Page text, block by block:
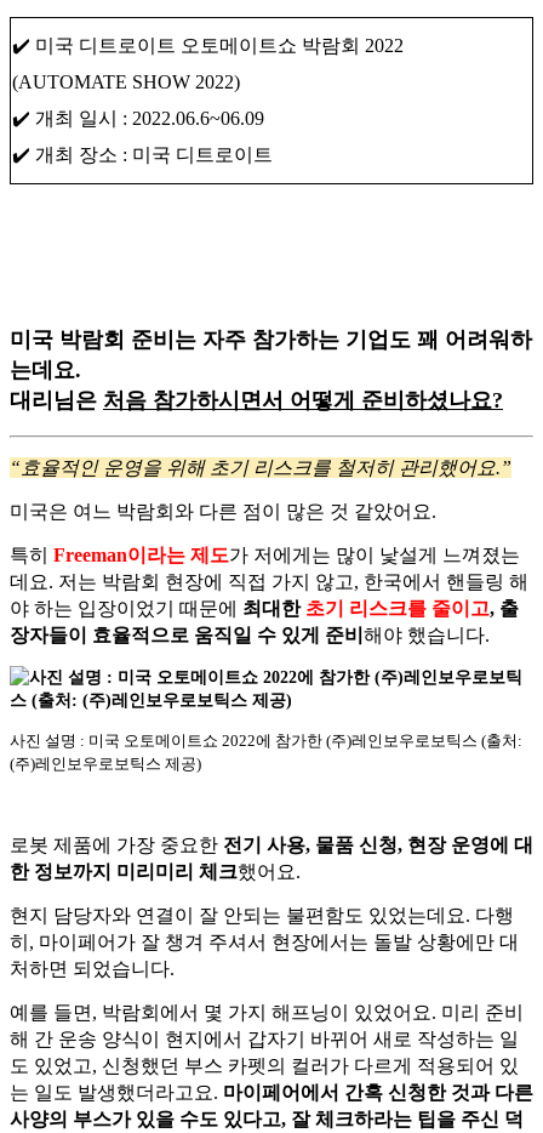
✔️ 미국 디트로이트 오토메이트쇼 박람회 2022
(AUTOMATE SHOW 2022)
✔️ 개최 일시 : 2022.06.6~06.09
✔️ 개최 장소 : 미국 디트로이트
미국 박람회 준비는 자주 참가하는 기업도 꽤 어려워하
는데요.
대리님은 처음 참가하시면서 어떻게 준비하셨나요?
“효율적인 운영을 위해 초기 리스크를 철저히 관리했어요.”
미국은 여느 박람회와 다른 점이 많은 것 같았어요.
특히 Freeman이라는 제도가 저에게는 많이 낯설게 느껴졌는
데요. 저는 박람회 현장에 직접 가지 않고, 한국에서 핸들링 해
야 하는 입장이었기 때문에 최대한 초기 리스크를 줄이고, 출
장자들이 효율적으로 움직일 수 있게 준비 해야 했습니다.
사진 설명 : 미국 오토메이트쇼 2022에 참가한 (주)레인보우로보틱스 (출처:
(주)레인보우로보틱스 제공)
로봇 제품에 가장 중요한 전기 사용, 물품 신청, 현장 운영에 대
한 정보까지 미리미리 체크했어요.
현지 담당자와 연결이 잘 안되는 불편함도 있었는데요. 다행
히, 마이페어가 잘 챙겨 주셔서 현장에서는 돌발 상황에만 대
처하면 되었습니다.
예를 들면, 박람회에서 몇 가지 해프닝이 있었어요. 미리 준비
해 간 운송 양식이 현지에서 갑자기 바뀌어 새로 작성하는 일
도 있었고, 신청했던 부스 카펫의 컬러가 다르게 적용되어 있
는 일도 발생했더라고요. 마이페어에서 간혹 신청한 것과 다른
사양의 부스가 있을 수도 있다고, 잘 체크하라는 팁을 주신 덕